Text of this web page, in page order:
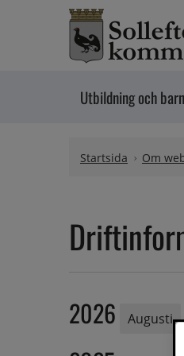
Hoppa till innehåll
Utbildning och
Startsida Om
2026 Augusti